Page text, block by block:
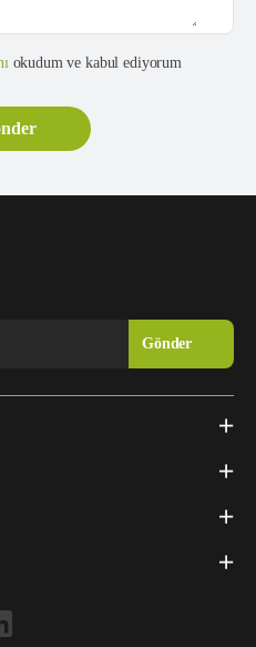
okudum ve kabul ediyorum